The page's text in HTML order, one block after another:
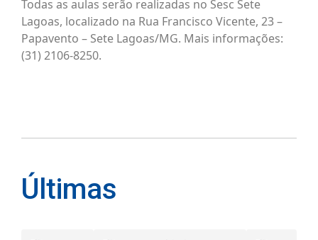
Todas as aulas serão realizadas no Sesc Sete
Lagoas, localizado na Rua Francisco Vicente, 23 –
Papavento – Sete Lagoas/MG. Mais informações:
(31) 2106-8250.
Últimas